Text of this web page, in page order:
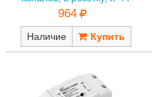
964
Наличие